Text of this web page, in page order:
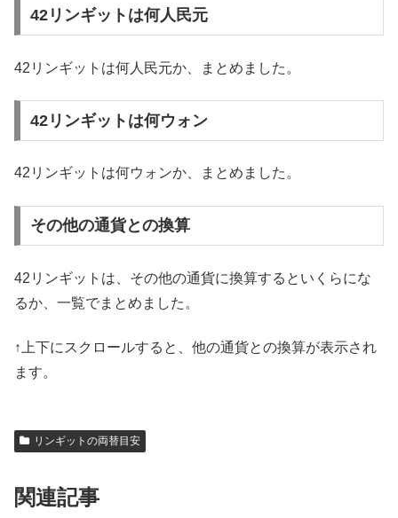
42リンギットは何人民元
42リンギットは何人民元か、まとめました。
42リンギットは何ウォン
42リンギットは何ウォンか、まとめました。
その他の通貨との換算
42リンギットは、その他の通貨に換算するといくらにな
るか、一覧でまとめました。
↑上下にスクロールすると、他の通貨との換算が表示され
ます。
リンギットの両替目安
関連記事